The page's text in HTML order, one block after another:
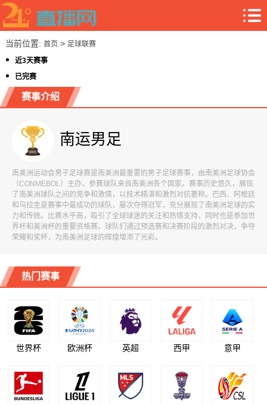
当前位置: 首页> 足球联赛
近3天赛事
已完赛
赛事介绍
南运男足
南美洲运动会男子足球赛是南美洲最重要的男子足球赛事，由南美洲足球协会
（CONMEBOL）主办，参赛球队来自南美洲各个国家。赛事历史悠久，展现
了南美洲球队之间的竞争和激情，以技术精湛和激烈对抗著称。巴西、阿根廷
和乌拉圭是赛事中最成功的球队，屡次夺得冠军，充分展现了南美洲足球的实
力和传统。比赛水平高，吸引了全球球迷的关注和热情支持，同时也是参加世
界杯和美洲杯的重要资格赛。球队们通过预选赛和决赛阶段的激烈对决，争夺
荣耀和奖杯，为南美洲足球的辉煌增添了光彩。
热门赛事
世界杯 欧洲杯 英超 西甲 意甲